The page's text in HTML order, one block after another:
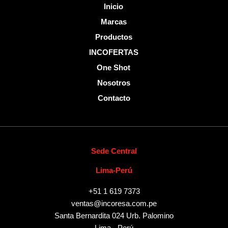
Inicio
Marcas
Productos
INCOFERTAS
One Shot
Nosotros
Contacto
Sede Central
Lima-Perú
+51 1 619 7373
ventas@incoresa.com.pe
Santa Bernardita 024 Urb. Palomino